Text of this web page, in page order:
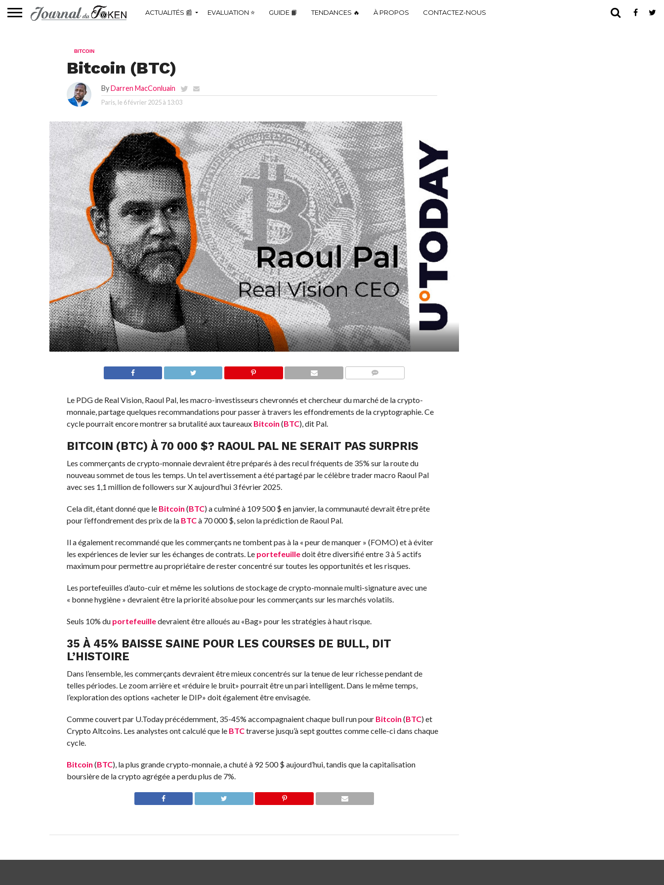
ACTUALITÉS 📰 EVALUATION ⭐ GUIDE 📙 TENDANCES 🔥 À PROPOS CONTACTEZ-NOUS
BITCOIN
Bitcoin (BTC)
ByDarren MacConluain
Paris, le 6 février 2025 à 13:03
Le PDG de Real Vision, Raoul Pal, les macro-investisseurs chevronnés et chercheur du marché de la crypto-
monnaie, partage quelques recommandations pour passer à travers les effondrements de la cryptographie. Ce
cycle pourrait encore montrer sa brutalité aux taureaux Bitcoin (BTC), dit Pal.
BITCOIN (BTC) À 70 000 $? RAOUL PAL NE SERAIT PAS SURPRIS
Les commerçants de crypto-monnaie devraient être préparés à des recul fréquents de 35% sur la route du
nouveau sommet de tous les temps. Un tel avertissement a été partagé par le célèbre trader macro Raoul Pal
avec ses 1,1 million de followers sur X aujourd’hui 3 février 2025.
Cela dit, étant donné que le Bitcoin (BTC) a culminé à 109 500 $ en janvier, la communauté devrait être prête
pour l’effondrement des prix de la BTCà 70 000 $, selon la prédiction de Raoul Pal.
Il a également recommandé que les commerçants ne tombent pas à la « peur de manquer » (FOMO) et à éviter
les expériences de levier sur les échanges de contrats. Le portefeuilledoit être diversifié entre 3 à 5 actifs
maximum pour permettre au propriétaire de rester concentré sur toutes les opportunités et les risques.
Les portefeuilles d’auto-cuir et même les solutions de stockage de crypto-monnaie multi-signature avec une
« bonne hygiène » devraient être la priorité absolue pour les commerçants sur les marchés volatils.
Seuls 10% du portefeuilledevraient être alloués au «Bag» pour les stratégies à haut risque.
35 À 45% BAISSE SAINE POUR LES COURSES DE BULL, DIT
L’HISTOIRE
Dans l’ensemble, les commerçants devraient être mieux concentrés sur la tenue de leur richesse pendant de
telles périodes. Le zoom arrière et «réduire le bruit» pourrait être un pari intelligent. Dans le même temps,
l’exploration des options «acheter le DIP» doit également être envisagée.
Comme couvert par U.Today précédemment, 35-45% accompagnaient chaque bull run pour Bitcoin (BTC) et
Crypto Altcoins. Les analystes ont calculé que le BTCtraverse jusqu’à sept gouttes comme celle-ci dans chaque
cycle.
Bitcoin (BTC), la plus grande crypto-monnaie, a chuté à 92 500 $ aujourd’hui, tandis que la capitalisation
boursière de la crypto agrégée a perdu plus de 7%.